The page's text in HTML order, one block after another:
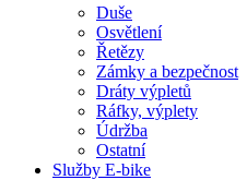
Duše
Osvětlení
Řetězy
Zámky a bezpečnost
Dráty výpletů
Ráfky, výplety
Údržba
Ostatní
Služby E-bike